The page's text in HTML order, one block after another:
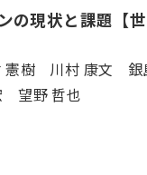
現状と課題【世
憲樹 川村 康文
望野 哲也